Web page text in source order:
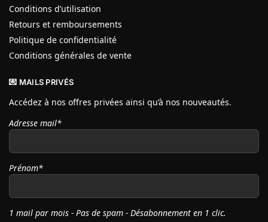
Conditions d’utilisation
Retours et remboursements
Politique de confidentialité
Conditions générales de vente
💌 MAILS PRIVÉS
Accédez à nos offres privées ainsi qu’à nos nouveautés.
Adresse mail*
Prénom*
1 mail par mois - Pas de spam - Désabonnement en 1 clic.